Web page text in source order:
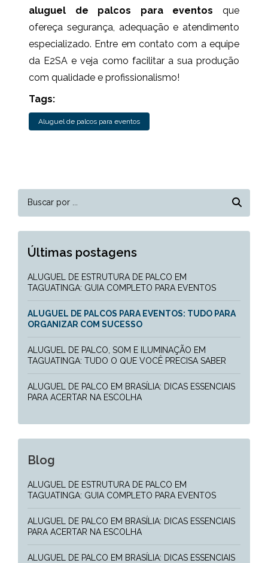
aluguel de palcos para eventos que
ofereça segurança, adequação e atendimento
especializado. Entre em contato com a equipe
da E2SA e veja como facilitar a sua produção
com qualidade e profissionalismo!
Tags:
Aluguel de palcos para eventos
Últimas postagens
ALUGUEL DE ESTRUTURA DE PALCO EM
TAGUATINGA: GUIA COMPLETO PARA EVENTOS
ALUGUEL DE PALCOS PARA EVENTOS: TUDO PARA
ORGANIZAR COM SUCESSO
ALUGUEL DE PALCO, SOM E ILUMINAÇÃO EM
TAGUATINGA: TUDO O QUE VOCÊ PRECISA SABER
ALUGUEL DE PALCO EM BRASÍLIA: DICAS ESSENCIAIS
PARA ACERTAR NA ESCOLHA
Blog
ALUGUEL DE ESTRUTURA DE PALCO EM
TAGUATINGA: GUIA COMPLETO PARA EVENTOS
ALUGUEL DE PALCO EM BRASÍLIA: DICAS ESSENCIAIS
PARA ACERTAR NA ESCOLHA
ALUGUEL DE PALCO EM BRASÍLIA: DICAS ESSENCIAIS